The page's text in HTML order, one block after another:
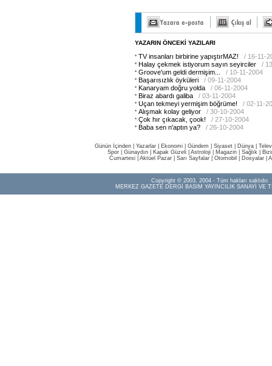
YAZARIN ÖNCEKİ YAZILARI
TV insanları birbirine yapıştırMAZ!
/ 16-11-
Halay çekmek istiyorum sayın seyirciler
/
Groove'um geldi dermişim...
/ 10-11-2004
Başarısızlık öyküleri
/ 09-11-2004
Kanaryam doğru yolda
/ 06-11-2004
Biraz abardı galiba
/ 03-11-2004
Uçan tekmeyi yermişim böğrüme!
/ 02-11-
Alışmak kolay geliyor
/ 30-10-2004
Çok hır çıkacak, çook!
/ 27-10-2004
Baba sen n'aptın ya?
/ 26-10-2004
Günün İçinden Yazarlar Ekonomi Gündem Siyaset Dünya |
Spor
Günaydın Kapak Güzeli Astroloji Magazin Sağlık
Cumartesi| Aktüel Pazar| Sarı Sayfalar| Otomobil Dosyalar|
Copyright © 2003, 2004 - Tüm hakları saklıdır.
MERKEZ GAZETE DERGİ BASIM YAYINCILIK SANAYİ VE